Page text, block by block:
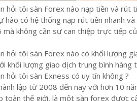
hỏi tôi sàn Forex nào nạp tiền và rút
hào có hệ thống nạp rút tiền nhanh
không cần sự can thiệp trực tiếp
hỏi tôi sàn Forex nào có khối lượng
khối lượng giao dịch trung bình
hỏi tôi sàn Exness có uy tín không ?
lập từ 2008 đến nay với hơn 10
toàn thế giới, là một sàn forex được